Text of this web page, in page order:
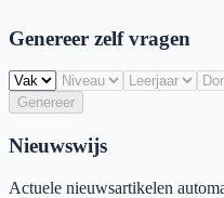
Genereer zelf vragen
Genereer
Nieuwswijs
Actuele nieuwsartikelen